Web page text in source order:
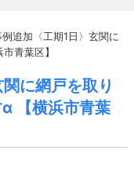
追加〈工期1日〉玄関に
青葉区】
に網戸を取り
【横浜市青葉